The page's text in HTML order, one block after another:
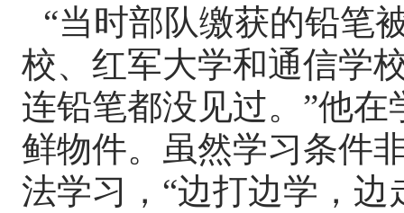
“当时部队缴获的铅笔
校、红军大学和通信学
连铅笔都没见过。”他在
鲜物件。虽然学习条件
法学习，“边打边学，边